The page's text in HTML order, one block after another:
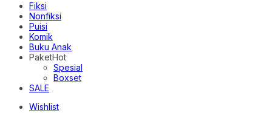
Fiksi
Nonfiksi
Puisi
Komik
Buku Anak
PaketHot
Spesial
Boxset
SALE
Wishlist